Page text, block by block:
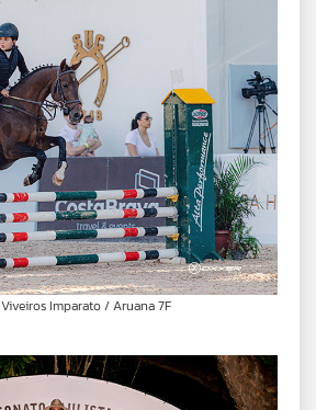
Imparato / Aruana 7F